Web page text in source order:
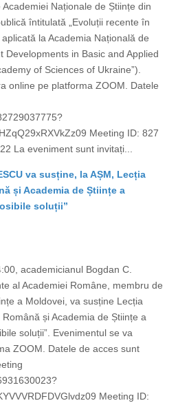
Naționale de Științe din
întitulată „Evoluții recente în
la Academia Națională de
Developments in Basic and Applied
of Sciences of Ukraine”).
online pe platforma ZOOM. Datele
Meeting ID: 827
La eveniment sunt invitați...
va susține, la AȘM, Lecția
și Academia de Științe a
soluții”
academicianul Bogdan C.
al Academiei Române, membru de
a Moldovei, va susține Lecția
și Academia de Științe a
soluții”. Evenimentul se va
ZOOM. Datele de acces sunt
Meeting ID: